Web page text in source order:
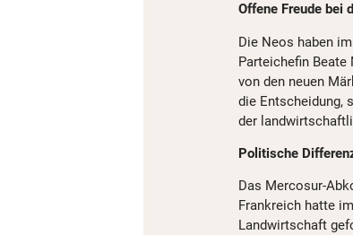
Offene Freude bei
Die Neos haben
Parteichefin
von den neuen
die Entscheidung,
der
Politische
Das Mercosur-
Frankreich hatte
Landwirtschaft